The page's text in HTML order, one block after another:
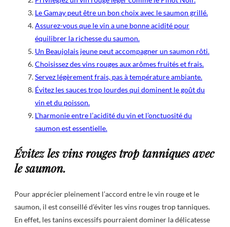
Le Gamay peut être un bon choix avec le saumon grillé.
Assurez-vous que le vin a une bonne acidité pour
équilibrer la richesse du saumon.
Un Beaujolais jeune peut accompagner un saumon rôti.
Choisissez des vins rouges aux arômes fruités et frais.
Servez légèrement frais, pas à température ambiante.
Évitez les sauces trop lourdes qui dominent le goût du
vin et du poisson.
L’harmonie entre l’acidité du vin et l’onctuosité du
saumon est essentielle.
Évitez les vins rouges trop tanniques avec
le saumon.
Pour apprécier pleinement l’accord entre le vin rouge et le
saumon, il est conseillé d’éviter les vins rouges trop tanniques.
En effet, les tanins excessifs pourraient dominer la délicatesse